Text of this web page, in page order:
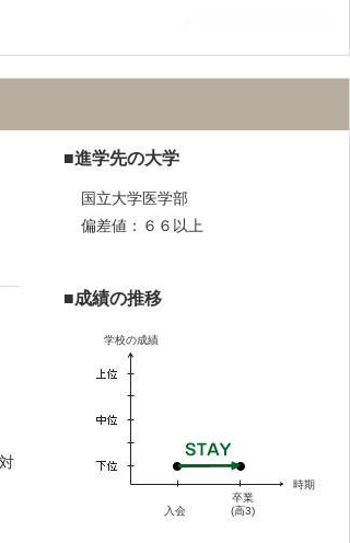
学に在籍する大学生であるため、かなり信
数制で、難関大学を目指す先取り授業を受け
ように思える。また、校舎がとても綺麗で、
進学先の大学
国立大学医学部
偏差値：６６以上
成績の推移
学校の成績
時期
入会
卒業
(高3)